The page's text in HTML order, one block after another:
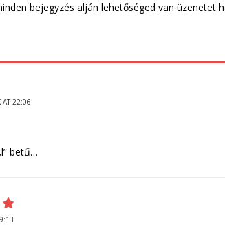
bejegyzés alján lehetőséged van üzenetet
AT 22:06
betű…